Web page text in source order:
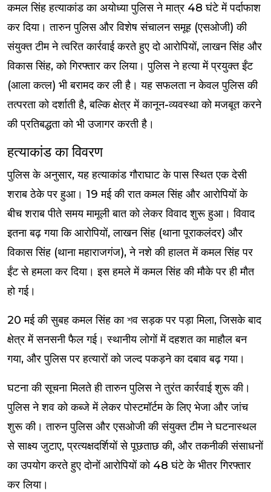
कमल सिंह हत्याकांड का अयोध्या पुलिस ने मात्र 48 घंटे में पर्दाफाश
कर दिया। तारुन पुलिस और विशेष संचालन समूह (एसओजी) की
संयुक्त टीम ने त्वरित कार्रवाई करते हुए दो आरोपियों, लाखन सिंह और
विकास सिंह, को गिरफ्तार कर लिया। पुलिस ने हत्या में प्रयुक्त ईंट
(आला कत्ल) भी बरामद कर ली है। यह सफलता न केवल पुलिस की
तत्परता को दर्शाती है, बल्कि क्षेत्र में कानून-व्यवस्था को मजबूत करने
की प्रतिबद्धता को भी उजागर करती है।
हत्याकांड का विवरण
पुलिस के अनुसार, यह हत्याकांड गौराघाट के पास स्थित एक देसी
शराब ठेके पर हुआ। 19 मई की रात कमल सिंह और आरोपियों के
बीच शराब पीते समय मामूली बात को लेकर विवाद शुरू हुआ। विवाद
इतना बढ़ गया कि आरोपियों, लाखन सिंह (थाना पूराकलंदर) और
विकास सिंह (थाना महाराजगंज), ने नशे की हालत में कमल सिंह पर
ईंट से हमला कर दिया। इस हमले में कमल सिंह की मौके पर ही मौत
हो गई।
20 मई की सुबह कमल सिंह का শव सड़क पर पड़ा मिला, जिसके बाद
क्षेत्र में सनसनी फैल गई। स्थानीय लोगों में दहशत का माहौल बन
गया, और पुलिस पर हत्यारों को जल्द पकड़ने का दबाव बढ़ गया।
घटना की सूचना मिलते ही तारुन पुलिस ने तुरंत कार्रवाई शुरू की।
पुलिस ने शव को कब्जे में लेकर पोस्टमॉर्टम के लिए भेजा और जांच
शुरू की। तारुन पुलिस और एसओजी की संयुक्त टीम ने घटनास्थल
से साक्ष्य जुटाए, प्रत्यक्षदर्शियों से पूछताछ की, और तकनीकी संसाधनों
का उपयोग करते हुए दोनों आरोपियों को 48 घंटे के भीतर गिरफ्तार
कर लिया।